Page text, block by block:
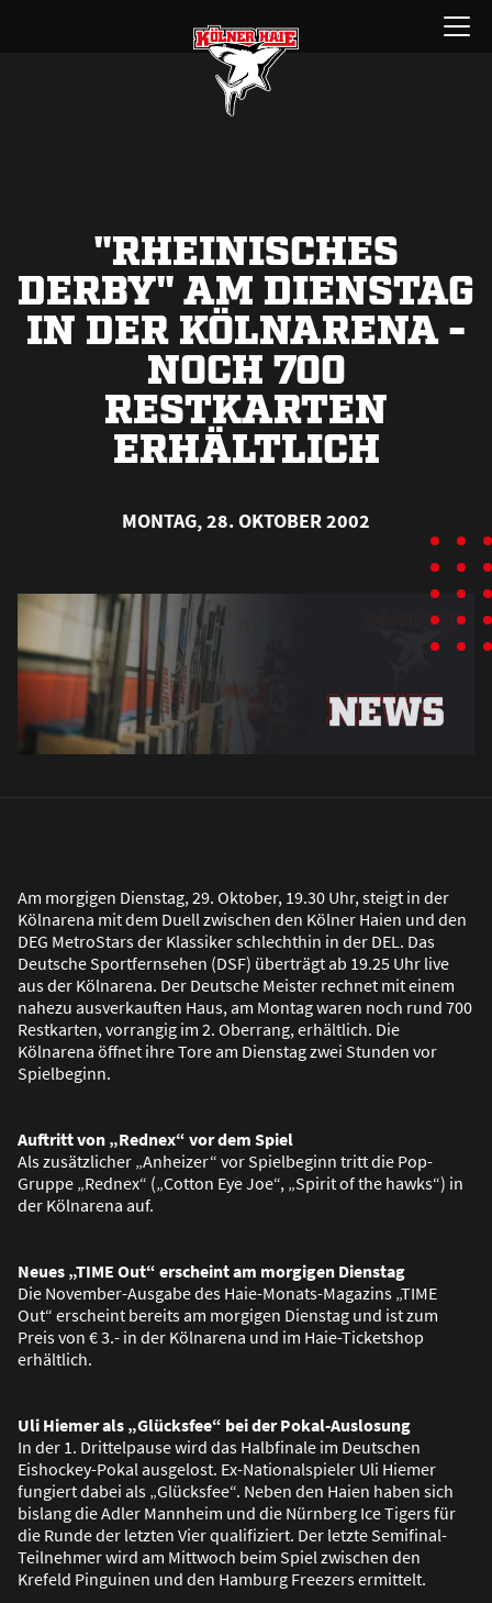
Menü
öffnen
"RHEINISCHES
DERBY" AM DIENSTAG
IN DER KÖLNARENA -
NOCH 700
RESTKARTEN
ERHÄLTLICH
MONTAG, 28. OKTOBER 2002
Am morgigen Dienstag, 29. Oktober, 19.30 Uhr, steigt in der
Kölnarena mit dem Duell zwischen den Kölner Haien und den
DEG MetroStars der Klassiker schlechthin in der DEL. Das
Deutsche Sportfernsehen (DSF) überträgt ab 19.25 Uhr live
aus der Kölnarena. Der Deutsche Meister rechnet mit einem
nahezu ausverkauften Haus, am Montag waren noch rund 700
Restkarten, vorrangig im 2. Oberrang, erhältlich. Die
Kölnarena öffnet ihre Tore am Dienstag zwei Stunden vor
Spielbeginn.
Auftritt von „Rednex“ vor dem Spiel
Als zusätzlicher „Anheizer“ vor Spielbeginn tritt die Pop-
Gruppe „Rednex“ („Cotton Eye Joe“, „Spirit of the hawks“) in
der Kölnarena auf.
Neues „TIME Out“ erscheint am morgigen Dienstag
Die November-Ausgabe des Haie-Monats-Magazins „TIME
Out“ erscheint bereits am morgigen Dienstag und ist zum
Preis von € 3.- in der Kölnarena und im Haie-Ticketshop
erhältlich.
Uli Hiemer als „Glücksfee“ bei der Pokal-Auslosung
In der 1. Drittelpause wird das Halbfinale im Deutschen
Eishockey-Pokal ausgelost. Ex-Nationalspieler Uli Hiemer
fungiert dabei als „Glücksfee“. Neben den Haien haben sich
bislang die Adler Mannheim und die Nürnberg Ice Tigers für
die Runde der letzten Vier qualifiziert. Der letzte Semifinal-
Teilnehmer wird am Mittwoch beim Spiel zwischen den
Krefeld Pinguinen und den Hamburg Freezers ermittelt.